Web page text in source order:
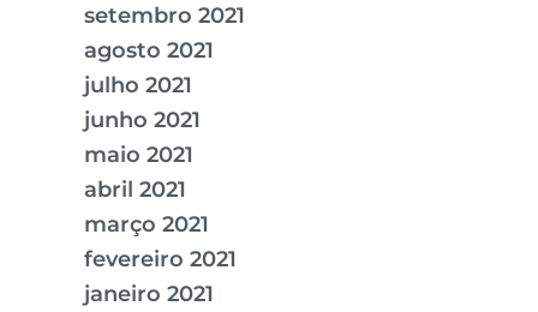
setembro 2021
agosto 2021
julho 2021
junho 2021
maio 2021
abril 2021
março 2021
fevereiro 2021
janeiro 2021